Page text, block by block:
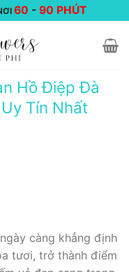
60 -90 PHÚT
Hồ Điệp Đà
Tín Nhất
càng khẳng định
tươi, trở thành điểm